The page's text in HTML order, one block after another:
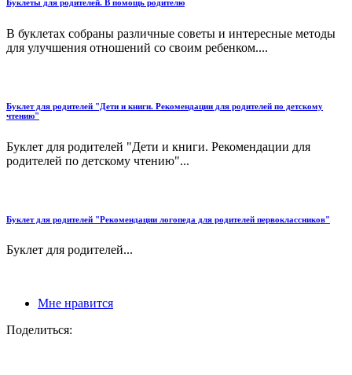
Буклеты для родителей. В помощь родителю
В буклетах собраны различные советы и интересные методы
для улучшения отношений со своим ребенком....
Буклет для родителей "Дети и книги. Рекомендации для родителей по детскому
чтению"
Буклет для родителей "Дети и книги. Рекомендации для
родителей по детскому чтению"...
Буклет для родителей "Рекомендации логопеда для родителей первоклассников"
Буклет для родителей...
Мне нравится
Поделиться: